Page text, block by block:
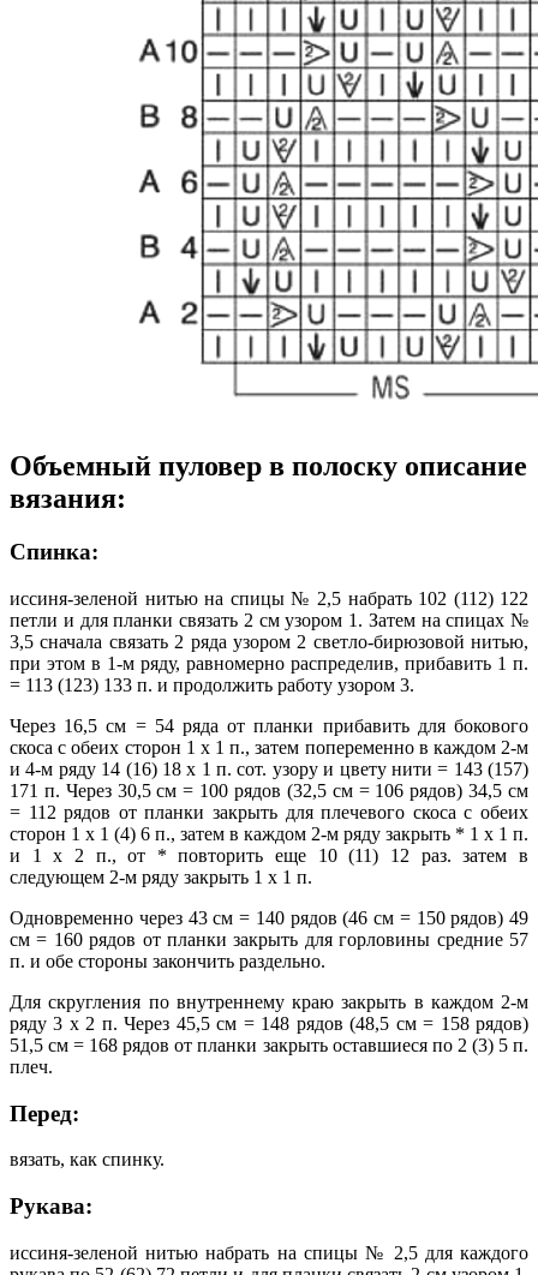
Объемный пуловер в полоску описание
вязания:
Спинка:
иссиня-зеленой нитью на спицы № 2,5 набрать 102 (112) 122
петли и для планки связать 2 см узором 1. Затем на спицах №
3,5 сначала связать 2 ряда узором 2 светло-бирюзовой нитью,
при этом в 1-м ряду, равномерно распределив, прибавить 1 п.
= 113 (123) 133 п. и продолжить работу узором 3.
Через 16,5 см = 54 ряда от планки прибавить для бокового
скоса с обеих сторон 1 х 1 п., затем попеременно в каждом 2-м
и 4-м ряду 14 (16) 18 х 1 п. сот. узору и цвету нити = 143 (157)
171 п. Через 30,5 см = 100 рядов (32,5 см = 106 рядов) 34,5 см
= 112 рядов от планки закрыть для плечевого скоса с обеих
сторон 1 х 1 (4) 6 п., затем в каждом 2-м ряду закрыть * 1 х 1 п.
и 1 х 2 п., от * повторить еще 10 (11) 12 раз. затем в
следующем 2-м ряду закрыть 1 х 1 п.
Одновременно через 43 см = 140 рядов (46 см = 150 рядов) 49
см = 160 рядов от планки закрыть для горловины средние 57
п. и обе стороны закончить раздельно.
Для скругления по внутреннему краю закрыть в каждом 2-м
ряду 3 х 2 п. Через 45,5 см = 148 рядов (48,5 см = 158 рядов)
51,5 см = 168 рядов от планки закрыть оставшиеся по 2 (3) 5 п.
плеч.
Перед:
вязать, как спинку.
Рукава:
иссиня-зеленой нитью набрать на спицы № 2,5 для каждого